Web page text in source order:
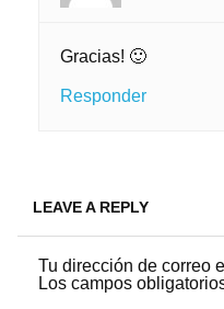
Gracias! 🙂
Responder
LEAVE A REPLY
Tu dirección de correo
Los campos